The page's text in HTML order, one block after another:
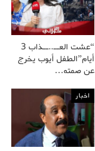
“عشت العــ..ــذاب 3
أيام”الطفل أيوب يخرج
عن صمته…
اخبار